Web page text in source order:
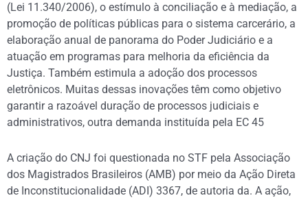
(Lei 11.340/2006), o estímulo à conciliação e à mediação, a
promoção de políticas públicas para o sistema carcerário, a
elaboração anual de panorama do Poder Judiciário e a
atuação em programas para melhoria da eficiência da
Justiça. Também estimula a adoção dos processos
eletrônicos. Muitas dessas inovações têm como objetivo
garantir a razoável duração de processos judiciais e
administrativos, outra demanda instituída pela EC 45
A criação do CNJ foi questionada no STF pela Associação
dos Magistrados Brasileiros (AMB) por meio da Ação Direta
de Inconstitucionalidade (ADI) 3367, de autoria da. A ação,